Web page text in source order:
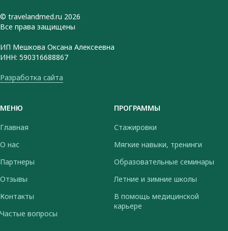
© travelandmed.ru 2026
Все права защищены
ИП Мешкова Оксана Алексеевна
ИНН: 590316688867
Разработка сайта
МЕНЮ
Главная
О нас
Партнеры
Отзывы
Контакты
Частые вопросы
ПРОГРАММЫ
Стажировки
Мягкие навыки, тренинги
Образовательные семинары
Летние и зимние школы
В помощь медицинской
карьере